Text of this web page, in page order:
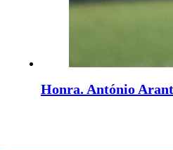
Honra. António